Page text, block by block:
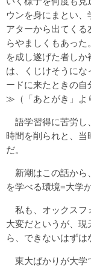
ウンを身にまとい
アターから出てくる
らやましくもあっ
を成し遂げた者し
は、くじけそうにな
ードに来たときの自
≫（「あとがき」よ
語学習得に苦労し
時間を削られと、当
だ。
新潮はこの話から
を学べる環境=大学
私も、オックスフ
大変だというが、
ら、できないはずは
東大ばかりが大学